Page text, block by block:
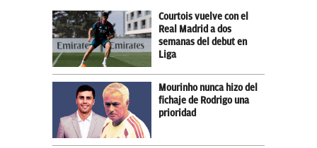
Courtois vuelve con el
Real Madrid a dos
semanas del debut en
Liga
Mourinho nunca hizo del
fichaje de Rodrigo una
prioridad